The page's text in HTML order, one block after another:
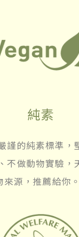
純素
謹的純素標準，
不做動物實驗，
源，推薦給你。